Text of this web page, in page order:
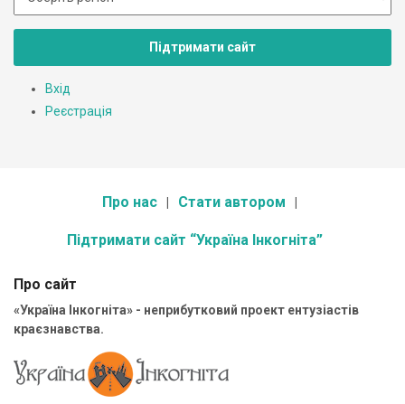
Підтримати сайт
Вхід
Реєстрація
Про нас Стати автором
Підтримати сайт “Україна Інкогніта”
Про сайт
«Україна Інкогніта» - неприбутковий проект ентузіастів
краєзнавства.